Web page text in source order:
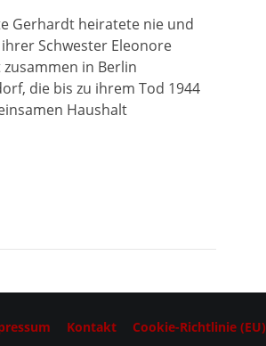
Gerhardt heiratete nie und
Schwester Eleonore
in Berlin
die bis zu ihrem Tod 1944
Haushalt
Kontakt Cookie-Richtlinie (EU)